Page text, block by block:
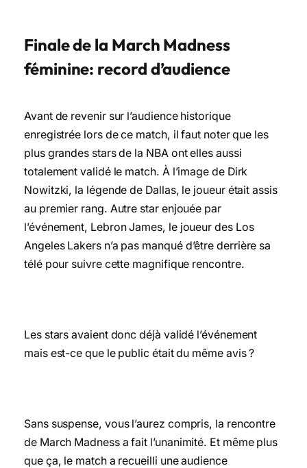
Finale de la March Madness
féminine: record d’audience
Avant de revenir sur l’audience historique
enregistrée lors de ce match, il faut noter que les
plus grandes stars de la NBA ont elles aussi
totalement validé le match. À l’image de Dirk
Nowitzki, la légende de Dallas, le joueur était assis
au premier rang. Autre star enjouée par
l’événement, Lebron James, le joueur des Los
Angeles Lakers n’a pas manqué d’être derrière sa
télé pour suivre cette magnifique rencontre.
Les stars avaient donc déjà validé l’événement
mais est-ce que le public était du même avis ?
Sans suspense, vous l’aurez compris, la rencontre
de March Madness a fait l’unanimité. Et même plus
que ça, le match a recueilli une audience